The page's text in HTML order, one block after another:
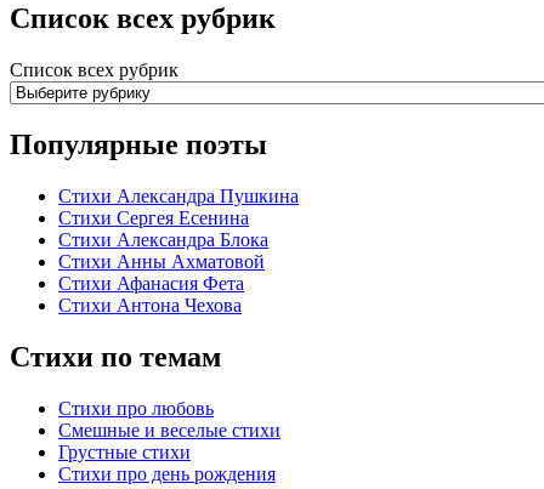
Список всех рубрик
Список всех рубрик
Популярные поэты
Стихи Александра Пушкина
Стихи Сергея Есенина
Стихи Александра Блока
Стихи Анны Ахматовой
Стихи Афанасия Фета
Стихи Антона Чехова
Стихи по темам
Стихи про любовь
Смешные и веселые стихи
Грустные стихи
Стихи про день рождения